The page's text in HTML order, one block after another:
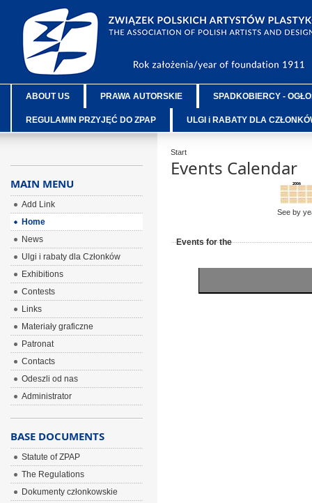
ABOUT US PRAWA AUTORSKIE SPADKOBIERCY -
REGULAMIN PRZYJĘĆ DO ZPAP ULGI i RABATY DLA
Start
Events Calendar
See by
Events for the
MAIN MENU
Add Link
Home
News
Ulgi i rabaty dla Członków
Exhibitions
Contests
Links
Materiały graficzne
Patronat
Contacts
Odeszli od nas
Administrator
BASE DOCUMENTS
Statute of ZPAP
The Regulations
Dokumenty członkowskie